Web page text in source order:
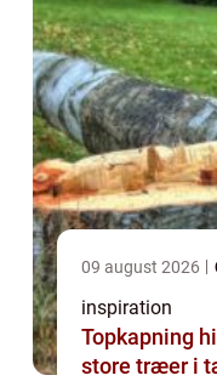
09 august 2026
inspiration
Topkapning
store træer i